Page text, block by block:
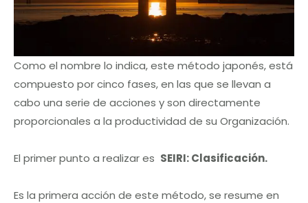
Como el nombre lo indica, este método japonés, está
compuesto por cinco fases, en las que se llevan a
cabo una serie de acciones y son directamente
proporcionales a la productividad de su Organización.
El primer punto a realizar es SEIRI: Clasificación.
Es la primera acción de este método, se resume en